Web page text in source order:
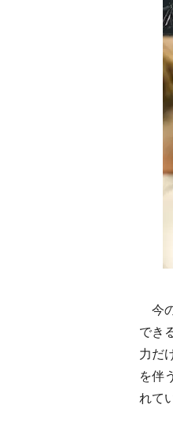
今
でき
力だ
を伴
れて